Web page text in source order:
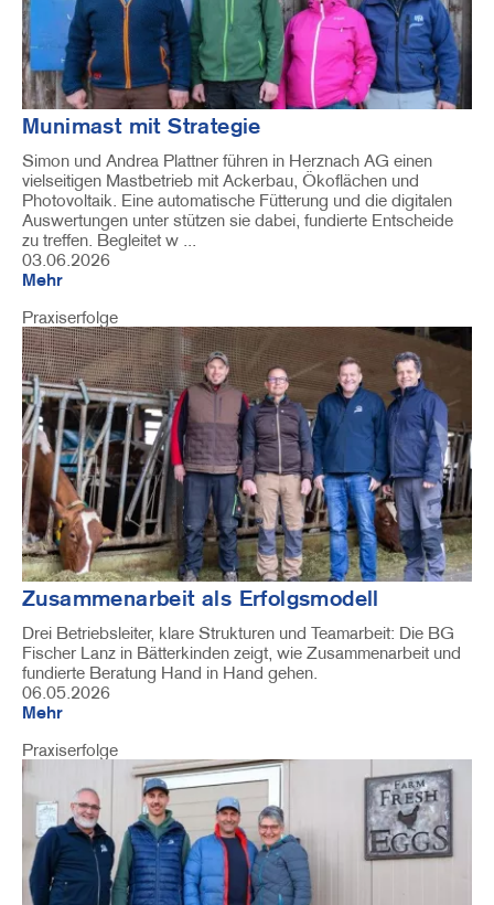
Munimast mit Strategie
Simon und Andrea Plattner führen in Herznach AG einen
vielseitigen Mastbetrieb mit Ackerbau, Ökoflächen und
Photovoltaik. Eine automatische Fütterung und die digitalen
Auswertungen unter stützen sie dabei, fundierte Entscheide
zu treffen. Begleitet w ...
03.06.2026
Mehr
Praxiserfolge
Image
Zusammenarbeit als Erfolgsmodell
Drei Betriebsleiter, klare Strukturen und Teamarbeit: Die BG
Fischer Lanz in Bätterkinden zeigt, wie Zusammenarbeit und
fundierte Beratung Hand in Hand gehen.
06.05.2026
Mehr
Praxiserfolge
Image